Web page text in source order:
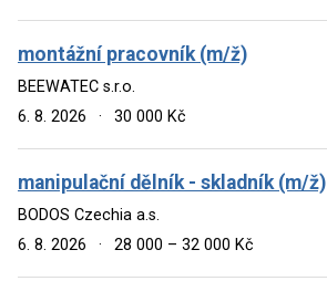
montážní pracovník (m/ž)
BEEWATEC s.r.o.
6. 8. 2026
· 30 000 Kč
manipulační dělník - skladník (m/ž)
BODOS Czechia a.s.
6. 8. 2026
· 28 000 – 32 000 Kč